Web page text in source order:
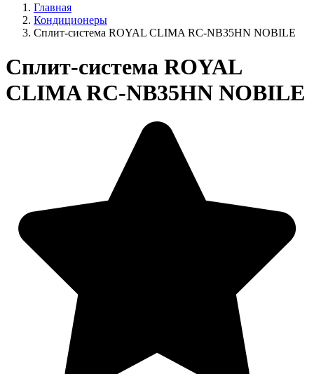
Главная
Кондиционеры
Сплит-система ROYAL CLIMA RC-NB35HN NOBILE
Сплит-система ROYAL
CLIMA RC-NB35HN NOBILE